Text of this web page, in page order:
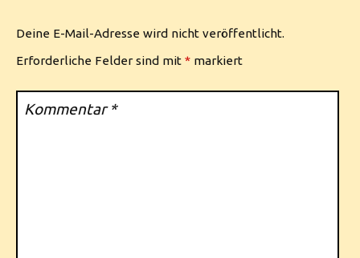
Deine E-Mail-Adresse wird nicht veröffentlicht.
Erforderliche Felder sind mit * markiert
Kommentar*